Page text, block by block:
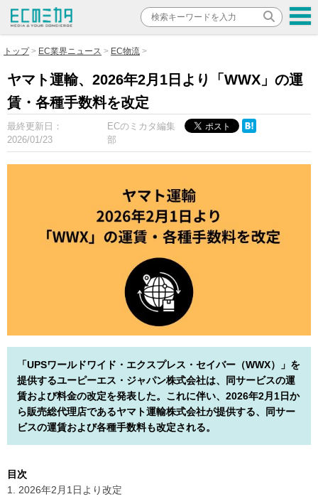
トップ EC業界ニュース EC物流
ヤマト運輸、2026年2月1日より「WWX」の運
賃・各種手数料を改定
最終更新日：
2026/01/23
ECのミカタ編集
部
「UPSワールドワイド・エクスプレス・セイバー（WWX）」を
提供するユーピーエス・ジャパン株式会社は、同サービスの運
賃および料金の改定を発表した。これに伴い、2026年2月1日か
ら販売総代理店であるヤマト運輸株式会社が提供する、同サー
ビスの運賃および各種手数料も改定される。
目次
1. 2026年2月1日より改定